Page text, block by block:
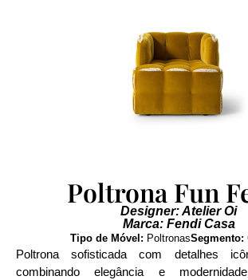
Poltrona Fun
Designer: Atelier Oi
Marca: Fendi Casa
Tipo de Móvel: PoltronasSegmento:
Poltrona sofisticada com detalhes
combinando elegância e